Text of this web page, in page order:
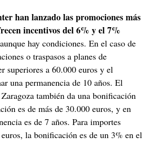
han lanzado las promociones más
incentivos del 6% y el 7%
aunque hay condiciones. En el caso de
o traspasos a planes de
superiores a 60.000 euros y el
una permanencia de 10 años. El
también da una bonificación
es de más de 30.000 euros, y en
es de 7 años. Para importes
la bonificación es de un 3% en el